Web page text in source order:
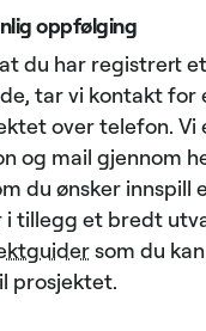
oppfølging
du har registrert
tar vi kontakt for
over telefon. Vi
og mail gjennom
du ønsker innspill
i tillegg et bredt
som du
prosjektet.